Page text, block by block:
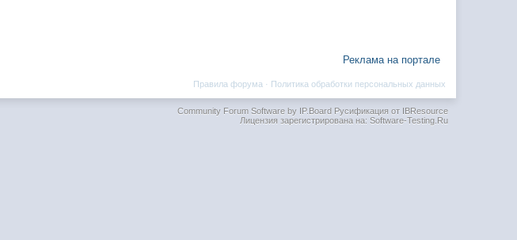
Реклама на портале
Политика обработки персональных данных
Правила форума ·
Community Forum Software by IP.BoardРусификация от IBResource
Лицензия зарегистрирована на: Software-Testing.Ru